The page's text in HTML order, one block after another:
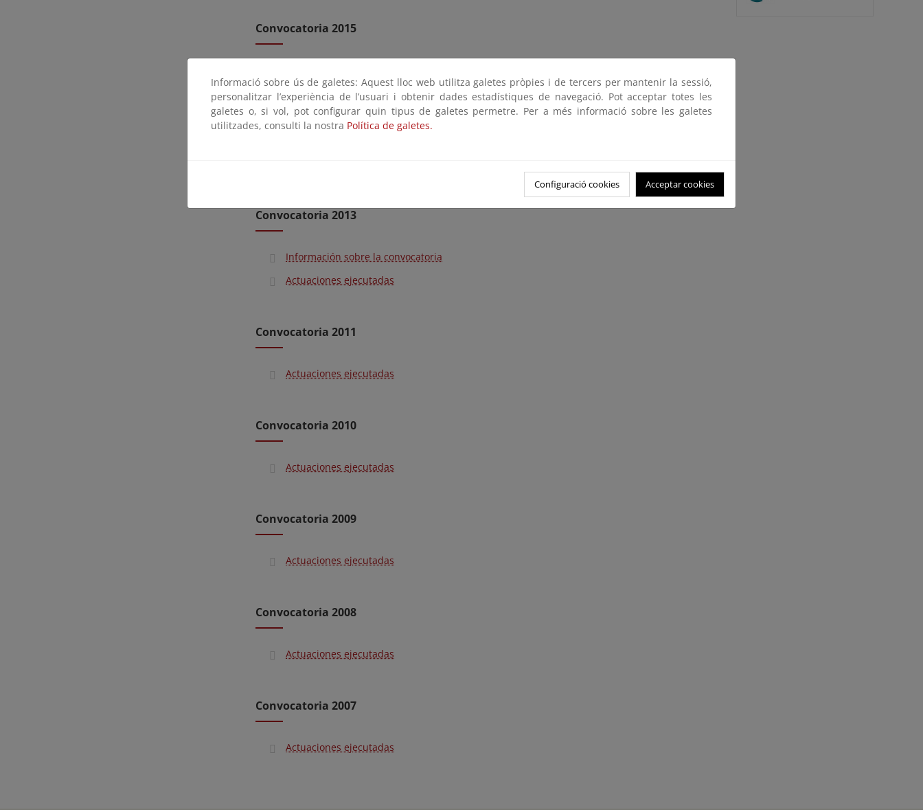
Convocatoria 2015
Convocatoria 2014
Convocatoria 2013
Información sobre la convocatoria
Actuaciones ejecutadas
Convocatoria 2011
Actuaciones ejecutadas
Convocatoria 2010
Actuaciones ejecutadas
Convocatoria 2009
Actuaciones ejecutadas
Convocatoria 2008
Actuaciones ejecutadas
Convocatoria 2007
Actuaciones ejecutadas
Informació sobre ús de galetes: Aquest lloc web utilitza galetes pròpies i de tercers per mantenir la sessió,
personalitzar l’experiència de l’usuari i obtenir dades estadístiques de navegació. Pot acceptar totes les
galetes o, si vol, pot configurar quin tipus de galetes permetre. Per a més informació sobre les galetes
utilitzades, consulti la nostra Política de galetes.
Configuració cookies Acceptar cookies